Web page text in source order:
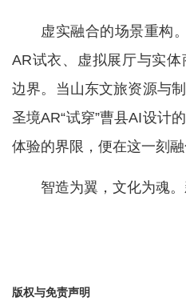
虚实融合的场景重构
AR试衣、虚拟展厅与实
边界。当山东文旅资源与
圣境AR“试穿”曹县AI设计
体验的界限，便在这一刻融
智造为翼，文化为魂
版权与免责声明